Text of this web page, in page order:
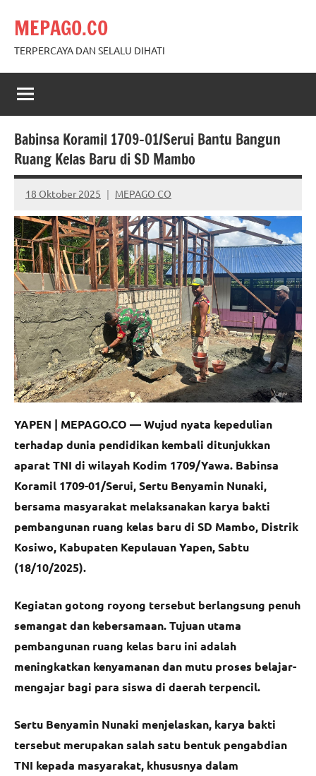
content
MEPAGO.CO
TERPERCAYA DAN SELALU DIHATI
Babinsa Koramil 1709-01/Serui Bantu Bangun
Ruang Kelas Baru di SD Mambo
18 Oktober 2025 MEPAGO CO
No
comments
YAPEN | MEPAGO.CO —Wujud nyata kepedulian
terhadap dunia pendidikan kembali ditunjukkan
aparat TNI di wilayah Kodim 1709/Yawa. Babinsa
Koramil 1709-01/Serui, Sertu Benyamin Nunaki,
bersama masyarakat melaksanakan karya bakti
pembangunan ruang kelas baru di SD Mambo, Distrik
Kosiwo, Kabupaten Kepulauan Yapen, Sabtu
(18/10/2025).
Kegiatan gotong royong tersebut berlangsung penuh
semangat dan kebersamaan. Tujuan utama
pembangunan ruang kelas baru ini adalah
meningkatkan kenyamanan dan mutu proses belajar-
mengajar bagi para siswa di daerah terpencil.
Sertu Benyamin Nunaki menjelaskan, karya bakti
tersebut merupakan salah satu bentuk pengabdian
TNI kepada masyarakat, khususnya dalam